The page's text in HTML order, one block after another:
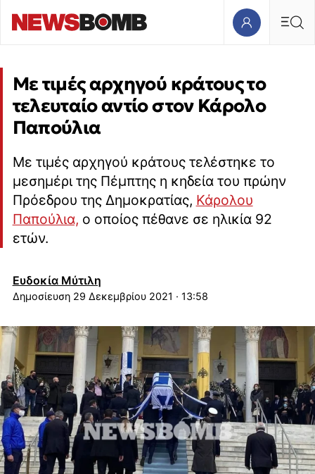
Με τιμές αρχηγού κράτους το
τελευταίο αντίο στον Κάρολο
Παπούλια
Με τιμές αρχηγού κράτους τελέστηκε το
μεσημέρι της Πέμπτης η κηδεία του πρώην
Πρόεδρου της Δημοκρατίας, Κάρολου
Παπούλια, o οποίος πέθανε σε ηλικία 92
ετών.
Ευδοκία Μύτιλη
29 Δεκεμβρίου 2021 · 13:58